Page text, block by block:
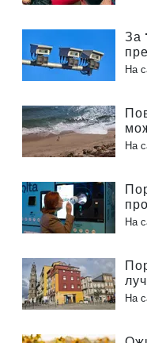
За
На
На
На
На